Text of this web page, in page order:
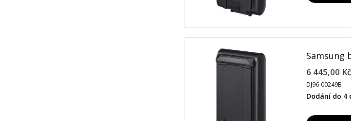
Samsung
6 445,00 Kč
DJ96-00249B
Dodání do 4